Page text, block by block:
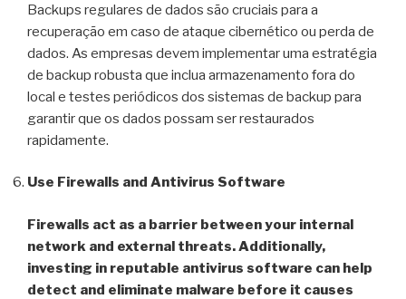
Backups regulares de dados são cruciais para a
recuperação em caso de ataque cibernético ou perda de
dados. As empresas devem implementar uma estratégia
de backup robusta que inclua armazenamento fora do
local e testes periódicos dos sistemas de backup para
garantir que os dados possam ser restaurados
rapidamente.
Use Firewalls and Antivirus Software
Firewalls act as a barrier between your internal
network and external threats. Additionally,
investing in reputable antivirus software can help
detect and eliminate malware before it causes